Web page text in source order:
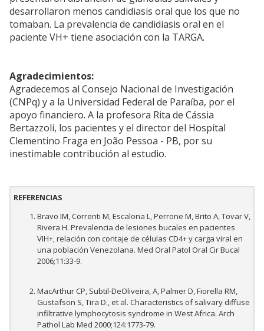
desarrollaron menos candidiasis oral que los que no
tomaban. La prevalencia de candidiasis oral en el
paciente VH+ tiene asociación con la TARGA.
Agradecimientos:
Agradecemos al Consejo Nacional de Investigación
(CNPq) y a la Universidad Federal de Paraíba, por el
apoyo financiero. A la profesora Rita de Cássia
Bertazzoli, los pacientes y el director del Hospital
Clementino Fraga en João Pessoa - PB, por su
inestimable contribución al estudio.
REFERENCIAS
Bravo IM, Correnti M, Escalona L, Perrone M, Brito A, Tovar V,
Rivera H. Prevalencia de lesiones bucales en pacientes
VIH+, relación con contaje de células CD4+ y carga viral en
una población Venezolana. Med Oral Patol Oral Cir Bucal
2006;11:33-9.
MacArthur CP, Subtil-DeOliveira, A, Palmer D, Fiorella RM,
Gustafson S, Tira D., et al. Characteristics of salivary diffuse
infiltrative lymphocytosis syndrome in West Africa. Arch
Pathol Lab Med 2000;124:1773-79.